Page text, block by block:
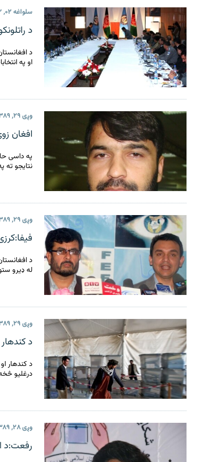
سلواغه ۰۲, ۱۳۹۲
د
د
او په
وږی ۲۹, ۱۳۸۹
افغان
په داسی
نتایجو ته
وږی ۲۹, ۱۳۸۹
د
له ډیرو
وږی ۲۹, ۱۳۸۹
د
د کندهار
درغليو
وږی ۲۸, ۱۳۸۹
رفعت:د